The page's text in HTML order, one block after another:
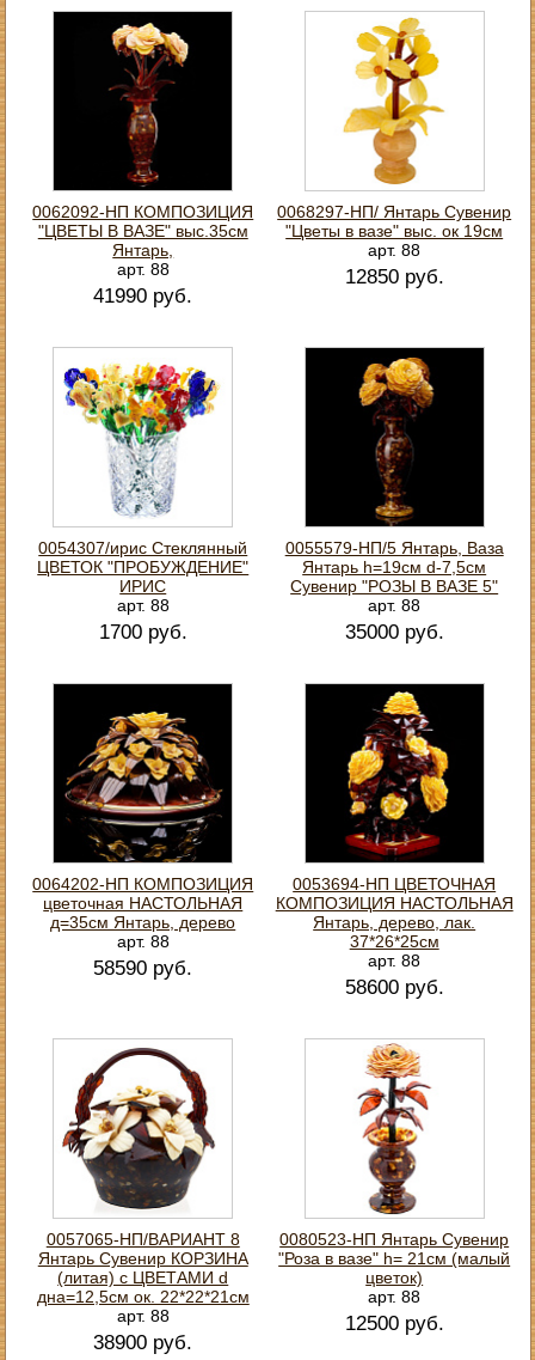
0062092-НП КОМПОЗИЦИЯ
"ЦВЕТЫ В ВАЗЕ" выс.35см
Янтарь,
арт. 88
41990 руб.
0068297-НП/ Янтарь Сувенир
"Цветы в вазе" выс. ок 19см
арт. 88
12850 руб.
0054307/ирис Стеклянный
ЦВЕТОК "ПРОБУЖДЕНИЕ"
ИРИС
арт. 88
1700 руб.
0055579-НП/5 Янтарь, Ваза
Янтарь h=19см d-7,5см
Сувенир "РОЗЫ В ВАЗЕ 5"
арт. 88
35000 руб.
0064202-НП КОМПОЗИЦИЯ
цветочная НАСТОЛЬНАЯ
д=35см Янтарь, дерево
арт. 88
58590 руб.
0053694-НП ЦВЕТОЧНАЯ
КОМПОЗИЦИЯ НАСТОЛЬНАЯ
Янтарь, дерево, лак.
37*26*25см
арт. 88
58600 руб.
0057065-НП/ВАРИАНТ 8
Янтарь Сувенир КОРЗИНА
(литая) с ЦВЕТАМИ d
дна=12,5см ок. 22*22*21см
арт. 88
38900 руб.
0080523-НП Янтарь Сувенир
"Роза в вазе" h= 21см (малый
цветок)
арт. 88
12500 руб.